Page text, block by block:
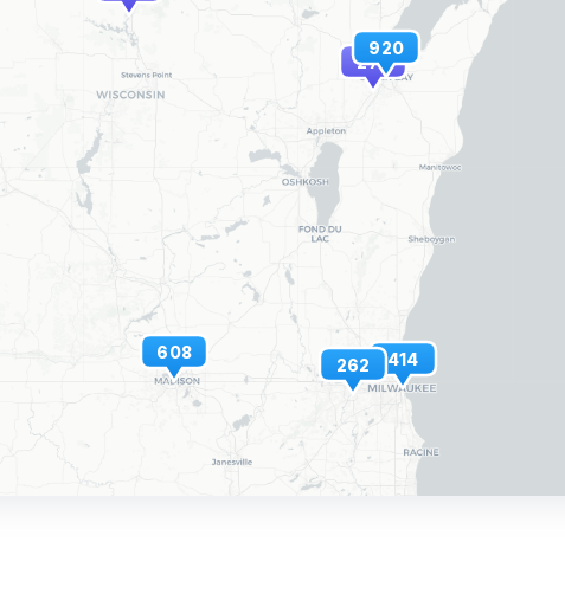
414
262
608
920
274